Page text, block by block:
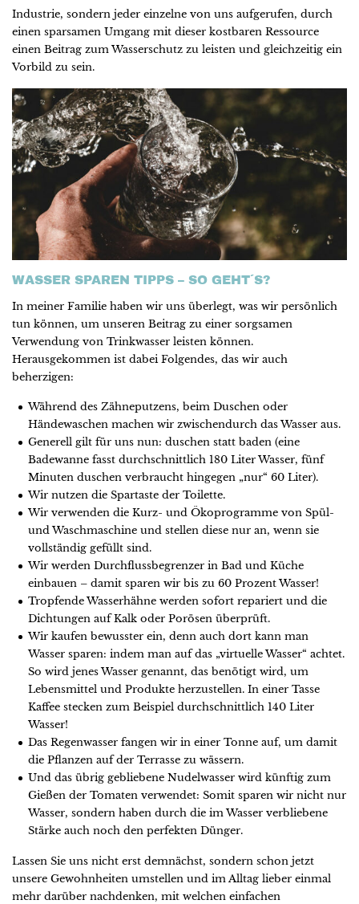
Industrie, sondern jeder einzelne von uns aufgerufen, durch
einen sparsamen Umgang mit dieser kostbaren Ressource
einen Beitrag zum Wasserschutz zu leisten und gleichzeitig ein
Vorbild zu sein.
WASSER SPAREN TIPPS – SO GEHT´S?
In meiner Familie haben wir uns überlegt, was wir persönlich
tun können, um unseren Beitrag zu einer sorgsamen
Verwendung von Trinkwasser leisten können.
Herausgekommen ist dabei Folgendes, das wir auch
beherzigen:
Während des Zähneputzens, beim Duschen oder
Händewaschen machen wir zwischendurch das Wasser aus.
Generell gilt für uns nun: duschen statt baden (eine
Badewanne fasst durchschnittlich 180 Liter Wasser, fünf
Minuten duschen verbraucht hingegen „nur“ 60 Liter).
Wir nutzen die Spartaste der Toilette.
Wir verwenden die Kurz- und Ökoprogramme von Spül-
und Waschmaschine und stellen diese nur an, wenn sie
vollständig gefüllt sind.
Wir werden Durchflussbegrenzer in Bad und Küche
einbauen – damit sparen wir bis zu 60 Prozent Wasser!
Tropfende Wasserhähne werden sofort repariert und die
Dichtungen auf Kalk oder Porösen überprüft.
Wir kaufen bewusster ein, denn auch dort kann man
Wasser sparen: indem man auf das „virtuelle Wasser“ achtet.
So wird jenes Wasser genannt, das benötigt wird, um
Lebensmittel und Produkte herzustellen. In einer Tasse
Kaffee stecken zum Beispiel durchschnittlich 140 Liter
Wasser!
Das Regenwasser fangen wir in einer Tonne auf, um damit
die Pflanzen auf der Terrasse zu wässern.
Und das übrig gebliebene Nudelwasser wird künftig zum
Gießen der Tomaten verwendet: Somit sparen wir nicht nur
Wasser, sondern haben durch die im Wasser verbliebene
Stärke auch noch den perfekten Dünger.
Lassen Sie uns nicht erst demnächst, sondern schon jetzt
unsere Gewohnheiten umstellen und im Alltag lieber einmal
mehr darüber nachdenken, mit welchen einfachen